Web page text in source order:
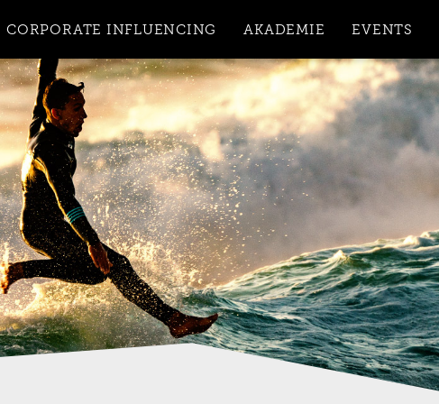
CORPORATE INFLUENCING AKADEMIE EVENTS